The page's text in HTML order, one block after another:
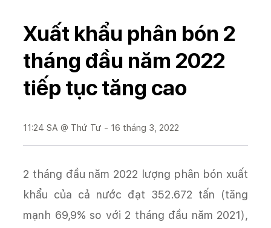
Xuất khẩu phân bón 2
tháng đầu năm 2022
tiếp tục tăng cao
11:24 SA @ Thứ Tư - 16 tháng 3, 2022
2 tháng đầu năm 2022 lượng phân bón xuất
khẩu của cả nước đạt 352.672 tấn (tăng
mạnh 69,9% so với 2 tháng đầu năm 2021),